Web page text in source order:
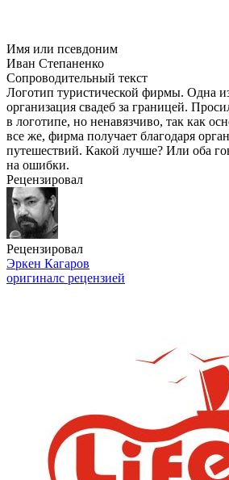
Имя или псевдоним
Иван Степаненко
Сопроводительный текст
Логотип туристической фирмы. Одна
организация свадеб за границей.
в логотипе, но ненавязчиво, так как
все же, фирма получает благодаря
путешествий. Какой лучше? Или оба
на ошибки.
Рецензировал
Рецензировал
Эркен Кагаров
оригиналс рецензией